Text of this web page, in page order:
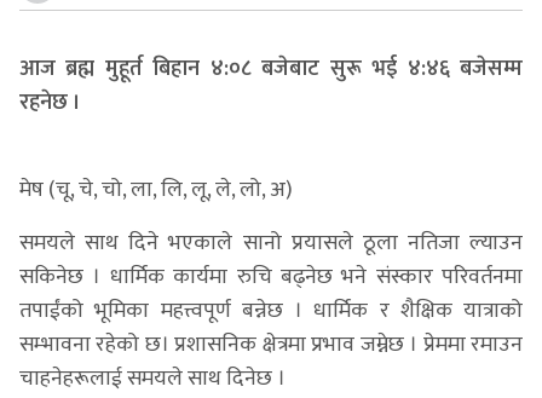
आज ब्रह्म मुहूर्त बिहान ४:०८ बजेबाट सुरू भई ४:४६ बजेसम्म
रहनेछ ।
मेष (चू, चे, चो, ला, लि, लू, ले, लो, अ)
समयले साथ दिने भएकाले सानो प्रयासले ठूला नतिजा ल्याउन
सकिनेछ । धार्मिक कार्यमा रुचि बढ्नेछ भने संस्कार परिवर्तनमा
तपाईंको भूमिका महत्त्वपूर्ण बन्नेछ । धार्मिक र शैक्षिक यात्राको
सम्भावना रहेको छ। प्रशासनिक क्षेत्रमा प्रभाव जम्नेछ । प्रेममा रमाउन
चाहनेहरूलाई समयले साथ दिनेछ ।